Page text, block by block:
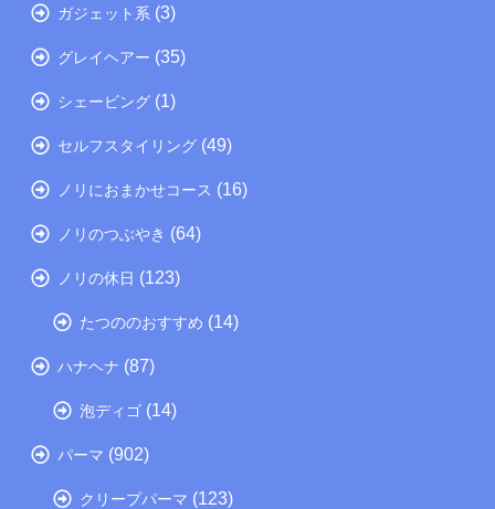
ガジェット系 (3)
グレイヘアー (35)
シェービング (1)
セルフスタイリング (49)
ノリにおまかせコース (16)
ノリのつぶやき (64)
ノリの休日 (123)
たつののおすすめ (14)
ハナヘナ (87)
泡ディゴ (14)
パーマ (902)
クリープパーマ (123)